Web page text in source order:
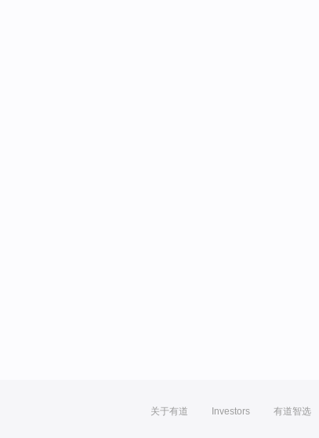
关于有道 Investors 有道智选